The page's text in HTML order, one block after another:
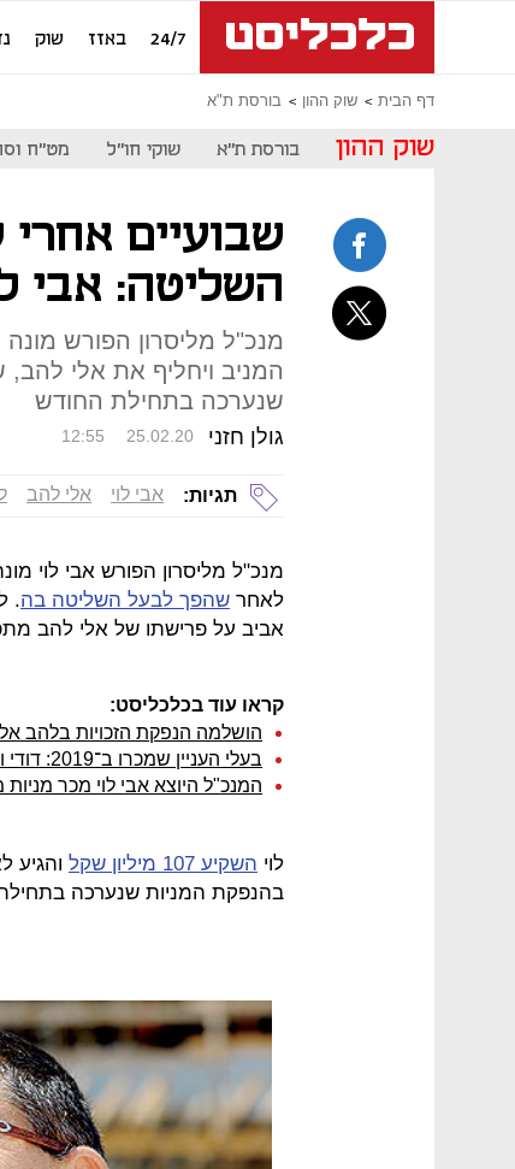
24/7 באזז שוק
דף הבית שוק ההון בורסת ת"א
שוק ההון בורסת ת"א שוקי חו"ל מט"ח
שבועיים
השליטה: אבי
מנכ"ל מליסרון הפורש מונה
המניב ויחליף את אלי
שנערכה בתחילת החודש
גולן חזני 12:55 25.02.20
תגיות: אבי לוי אלי להב
מנכ"ל מליסרון הפורש אבי לוי
לאחר שהפך לבעל השליטה בה.
אביב על פרישתו של אלי להב
קראו עוד בכלכליסט:
הושלמה הנפקת הזכויות בלהב אל אר - אבי
בעלי העניין שמכרו ב־2019: דודי ורטהיים, אבי לוי ופתאל
המנכ"ל היוצא אבי לוי מכר מניות מליסרון ב-
לוי השקיע 107 מיליון שקל
בהנפקת המניות שנערכה